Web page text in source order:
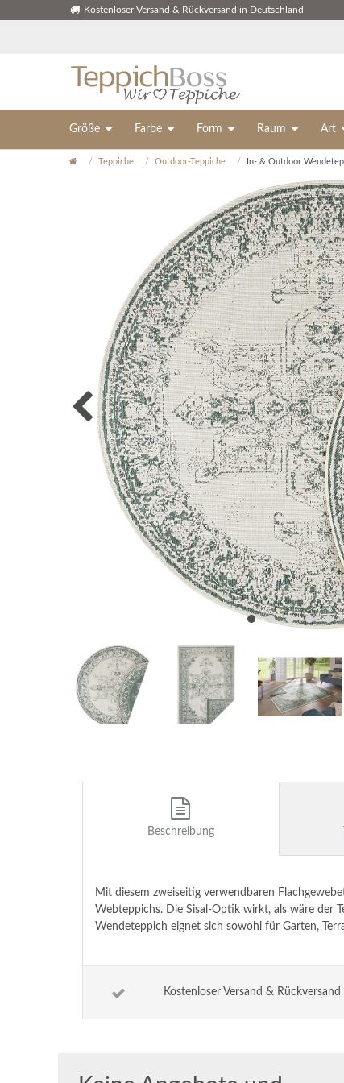
Kostenloser Versand & Rückversand in Deutschland
Größe Farbe Form Raum Art
Teppiche Outdoor-Teppiche In- & Outdoor
Beschreibung
Mit diesem zweiseitig verwendbaren
Webteppichs. Die Sisal-Optik wirkt, als wäre der
Wendeteppich eignet sich sowohl für Garten,
Kostenloser Versand & Rückversand